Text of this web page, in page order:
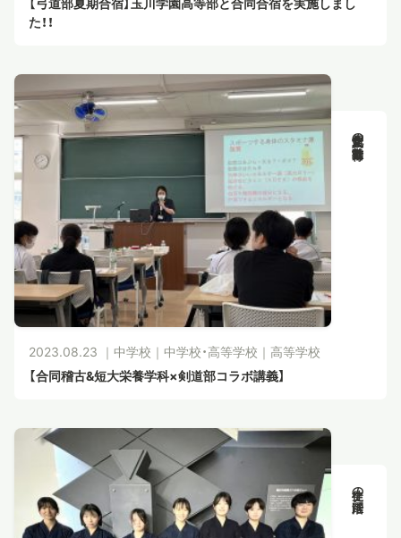
た！！
新渡戸文化の教育活動
2023.08.23 ｜ 中学校 ｜ 中学校・高等学校 ｜ 高等学校
【合同稽古&短大栄養学科×剣道部コラボ講義】
生徒の活躍